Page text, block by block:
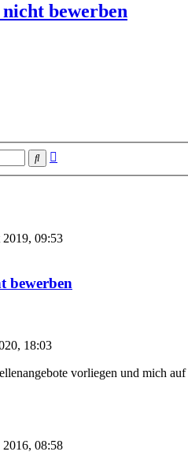
bewerben
Suche
09:53
bewerben
18:03
vorliegen und mich
2016, 08:58